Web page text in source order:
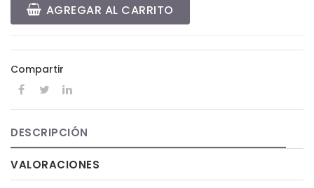
AGREGAR AL CARRITO
Compartir
DESCRIPCIÓN
VALORACIONES